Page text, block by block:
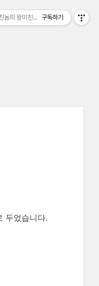
두었습니다.
놈의 왕미친세상구독하기